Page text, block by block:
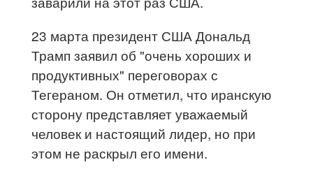
23 марта президент США Дональд
Трамп заявил об "очень хороших и
продуктивных" переговорах с
Тегераном. Он отметил, что иранскую
сторону представляет уважаемый
человек и настоящий лидер, но при
этом не раскрыл его имени.